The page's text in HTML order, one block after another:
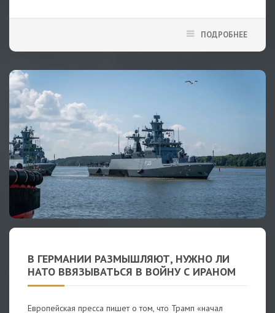
ПОДРОБНЕЕ
В ГЕРМАНИИ РАЗМЫШЛЯЮТ, НУЖНО ЛИ
НАТО ВВЯЗЫВАТЬСЯ В ВОЙНУ С ИРАНОМ
Европейская пресса пишет о том, что Трамп «начал